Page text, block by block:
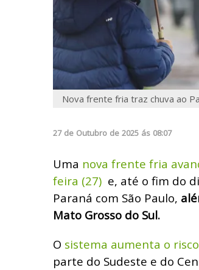
Nova frente fria traz chuva ao
27 de Outubro de 2025 ás 08:07
Uma nova frente fria
feira (27) e, até o fim do
Paraná com São Paulo,
Mato Grosso do Sul.
O sistema aumenta o
parte do Sudeste e do